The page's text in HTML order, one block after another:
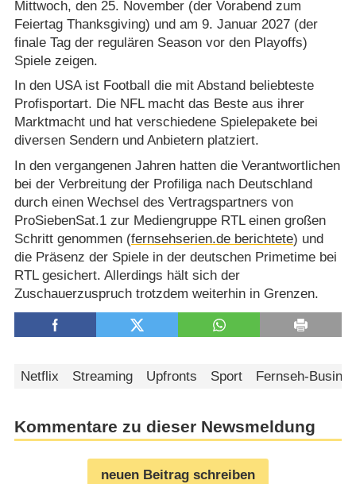
Mittwoch, den 25. November (der Vorabend zum
Feiertag Thanksgiving) und am 9. Januar 2027 (der
finale Tag der regulären Season vor den Playoffs)
Spiele zeigen.
In den USA ist Football die mit Abstand beliebteste
Profisportart. Die NFL macht das Beste aus ihrer
Marktmacht und hat verschiedene Spielepakete bei
diversen Sendern und Anbietern platziert.
In den vergangenen Jahren hatten die Verantwortlichen
bei der Verbreitung der Profiliga nach Deutschland
durch einen Wechsel des Vertragspartners von
ProSiebenSat.1 zur Mediengruppe RTL einen großen
Schritt genommen (fernsehserien.de berichtete) und
die Präsenz der Spiele in der deutschen Primetime bei
RTL gesichert. Allerdings hält sich der
Zuschauerzuspruch trotzdem weiterhin in Grenzen.
Netflix Streaming Upfronts Sport Fernseh-
Kommentare zu dieser Newsmeldung
neuen Beitrag schreiben